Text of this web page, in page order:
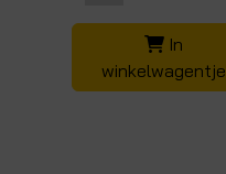
In
winkelwagentje